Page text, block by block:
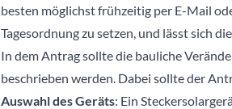
besten möglichst frühzeitig per E-Mail
Tagesordnung zu setzen, und lässt sich
In dem Antrag sollte die bauliche
beschrieben werden. Dabei sollte der
Auswahl des Geräts: Ein